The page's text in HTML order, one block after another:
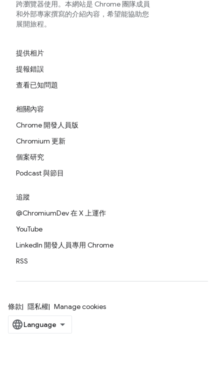
跨瀏覽器使用。本網站是 Chrome 團隊成員
和外部專家撰寫的介紹內容，希望能協助您
展開旅程。
提供相片
提報錯誤
查看已知問題
相關內容
Chrome 開發人員版
Chromium 更新
個案研究
Podcast 與節目
追蹤
@ChromiumDev 在 X 上運作
YouTube
LinkedIn 開發人員專用 Chrome
RSS
條款 隱私權 Manage cookies